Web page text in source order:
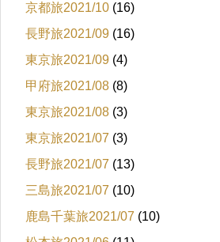
京都旅2021/10 (16)
長野旅2021/09 (16)
東京旅2021/09 (4)
甲府旅2021/08 (8)
東京旅2021/08 (3)
東京旅2021/07 (3)
長野旅2021/07 (13)
三島旅2021/07 (10)
鹿島千葉旅2021/07 (10)